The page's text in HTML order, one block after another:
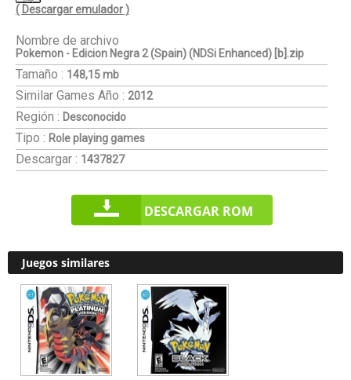
( Descargar emulador )
Nombre de archivo
Pokemon - Edicion Negra 2 (Spain) (NDSi Enhanced) [b].zip
Tamaño : 148,15 mb
Similar Games Año : 2012
Región : Desconocido
Tipo : Role playing games
Descargar : 1437827
DESCARGAR ROM
Juegos similares